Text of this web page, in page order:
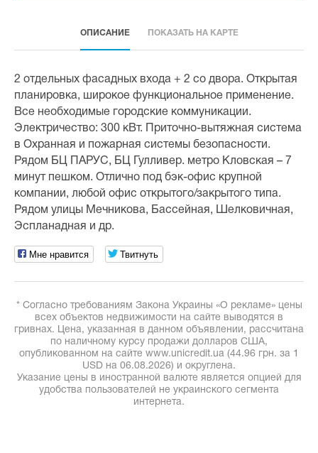
ОПИСАНИЕ ПОКАЗАТЬ НА КАРТЕ
2 отдельных фасадных входа + 2 со двора. Открытая
планировка, широкое функциональное применение.
Все необходимые городские коммуникации.
Электричество: 300 кВт. Приточно-вытяжная система
в Охранная и пожарная системы безопасности.
Рядом БЦ ПАРУС, БЦ Гулливер. метро Кловская – 7
минут пешком. Отлично под бэк-офис крупной
компании, любой офис открытого/закрытого типа.
Рядом улицы Мечникова, Бассейная, Шелковичная,
Эспланадная и др.
Мне нравится Твитнуть
* Согласно требованиям Закона Украины «О рекламе» цены
всех объектов недвижимости на сайте выводятся в
гривнах. Цена, указанная в данном объявлении, рассчитана
по наличному курсу продажи долларов США,
опубликованном на сайте www.unicredit.ua (44.96 грн. за 1
USD на 06.08.2026) и округлена.
Указание цены в иностранной валюте является опцией для
удобства пользователей не украинского сегмента
интернета.